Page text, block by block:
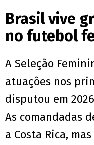
Brasil vive
no futebol
A Seleção
atuações nos
disputou em
As comandadas
a Costa Rica,